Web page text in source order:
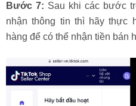
Bước 7: Sau khi các bước
nhận thông tin thì hãy thực
hàng để có thể nhận tiền bán